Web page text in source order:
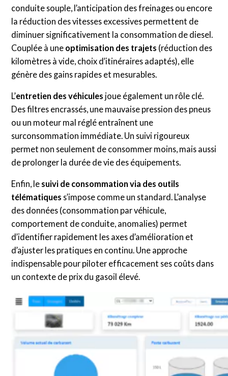
conduite souple, l’anticipation des freinages ou encore
la réduction des vitesses excessives permettent de
diminuer significativement la consommation de diesel.
Couplée à une optimisation des trajets (réduction des
kilomètres à vide, choix d’itinéraires adaptés), elle
génère des gains rapides et mesurables.
L’entretien des véhicules joue également un rôle clé.
Des filtres encrassés, une mauvaise pression des pneus
ou un moteur mal réglé entraînent une
surconsommation immédiate. Un suivi rigoureux
permet non seulement de consommer moins, mais aussi
de prolonger la durée de vie des équipements.
Enfin, le suivi de consommation via des outils
télématiques s’impose comme un standard. L’analyse
des données (consommation par véhicule,
comportement de conduite, anomalies) permet
d’identifier rapidement les axes d’amélioration et
d’ajuster les pratiques en continu. Une approche
indispensable pour piloter efficacement ses coûts dans
un contexte de prix du gasoil élevé.